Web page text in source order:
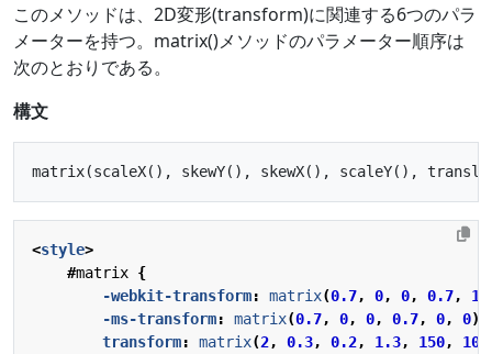
このメソッドは、2D変形(transform)に関連する6つのパラ
メーターを持つ。matrix()メソッドのパラメーター順序は
次のとおりである。
構文
<style>
#matrix {
-webkit-transform: matrix(0.7, 0, 0, 0.7, 1
-ms-transform: matrix(0.7, 0, 0, 0.7, 0, 0);
transform: matrix(2, 0.3, 0.2, 1.3, 150, 100